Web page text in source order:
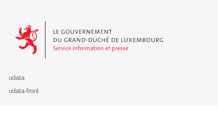
Le Gouvernement du Grand-Duché de Luxembourg - Service
udata
udata-front